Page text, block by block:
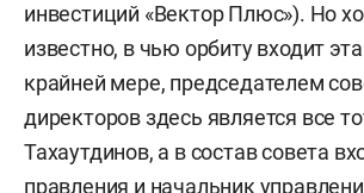
инвестиций «Вектор Плюс»). Но
известно, в чью орбиту входит
крайней мере, председателем
директоров здесь является все
Тахаутдинов, а в состав совета
правления и начальник